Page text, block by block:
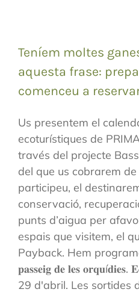
Teníem moltes
aquesta frase:
comenceu a
Us presentem el
ecoturístiques de
través del projecte
del que us cobrarem
participeu, el
conservació,
punts d’aigua per
espais que visitem, el
Payback. Hem
𝐩𝐚𝐬𝐬𝐞𝐢𝐠 𝐝𝐞 𝐥𝐞𝐬 𝐨𝐫𝐪𝐮í𝐝𝐢𝐞𝐬.
29 d'abril. Les sortides